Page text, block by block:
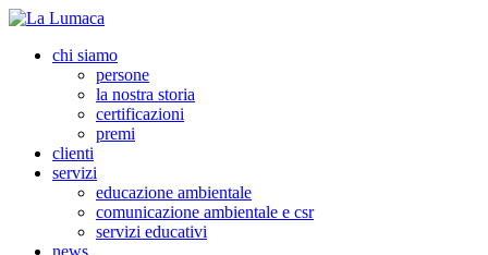
chi siamo
persone
la nostra storia
certificazioni
premi
clienti
servizi
educazione ambientale
comunicazione ambientale e csr
servizi educativi
news